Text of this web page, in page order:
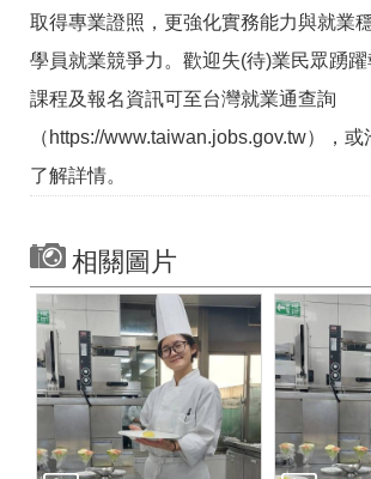
取得專業證照，更強化實務能力與就業
學員就業競爭力。歡迎失(待)業民眾踴
課程及報名資訊可至台灣就業通查詢
（https://www.taiwan.jobs.gov.tw），
了解詳情。
相關圖片